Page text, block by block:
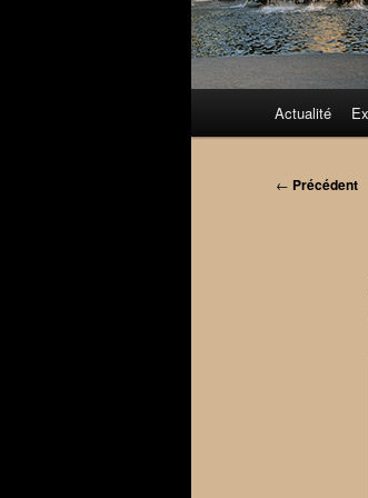
Actualité
Navigation
← Précédent